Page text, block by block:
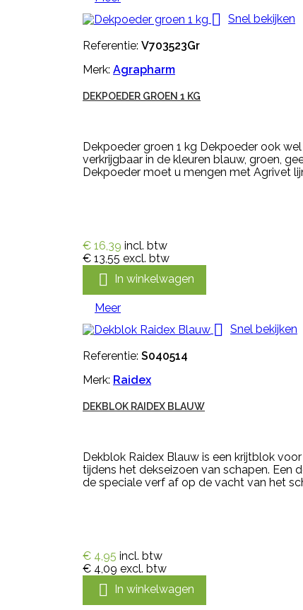
 Snel bekijken
Referentie: V703523Gr
Merk: Agrapharm
DEKPOEDER GROEN 1 KG
Dekpoeder groen 1 kg Dekpoeder ook
verkrijgbaar in de kleuren blauw, groen,
Dekpoeder moet u mengen met Agrivet
€ 16,39 incl. btw
€ 13,55 excl. btw
 In winkelwagen
Meer
 Snel bekijken
Referentie: S040514
Merk: Raidex
DEKBLOK RAIDEX BLAUW
Dekblok Raidex Blauw is een krijtblok
tijdens het dekseizoen van schapen.
de speciale verf af op de vacht van het
€ 4,95 incl. btw
€ 4,09 excl. btw
 In winkelwagen